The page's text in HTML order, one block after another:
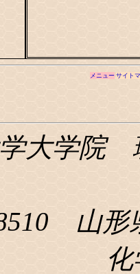
メニュー サイト
大学院
山形